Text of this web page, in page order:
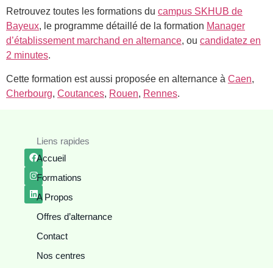
Retrouvez toutes les formations du campus SKHUB de
Bayeux, le programme détaillé de la formation Manager
d’établissement marchand en alternance, ou candidatez en
2 minutes.
Cette formation est aussi proposée en alternance à Caen,
Cherbourg, Coutances, Rouen, Rennes.
Liens rapides
Accueil
Formations
A Propos
Offres d’alternance
Contact
Nos centres